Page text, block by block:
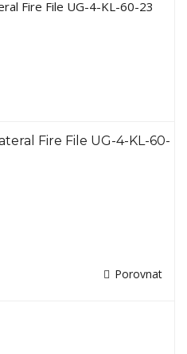
Fire File UG-4-KL-60-
Porovnat